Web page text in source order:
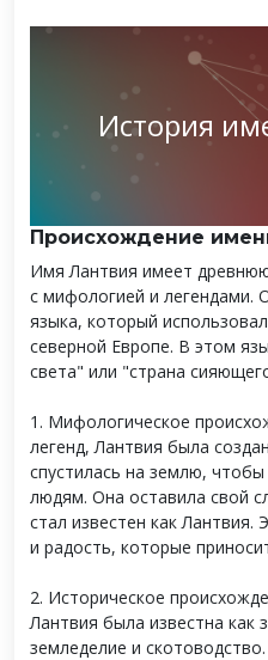
История
Происхождение
Имя Лантвия имеет
с мифологией и легендами.
языка, который
северной Европе. В этом
света" или "страна
1. Мифологическое
легенд, Лантвия была
спустилась на землю,
людям. Она оставила свой
стал известен как Лантвия.
и радость, которые
2. Историческое
Лантвия была известна как
земледелие и